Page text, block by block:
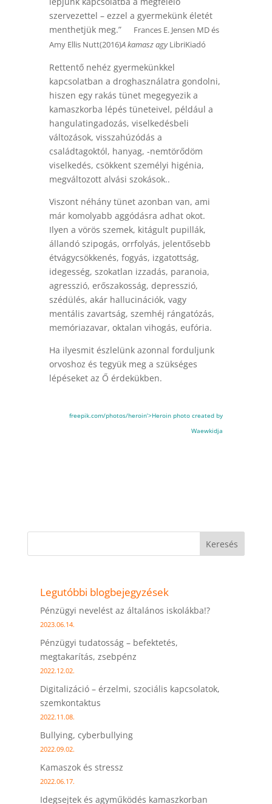
szervezettel – ezzel a gyermekünk életét
menthetjük meg.”
Frances E. Jensen MD és
Amy Ellis Nutt(2016)A kamasz agyLibriKiadó
Rettentő nehéz gyermekünkkel
kapcsolatban a droghasználatra gondolni,
hiszen egy rakás tünet megegyezik a
kamaszkorba lépés tüneteivel, például a
hangulatingadozás, viselkedésbeli
változások, visszahúzódás a
családtagoktól, hanyag, -nemtörődöm
viselkedés, csökkent személyi higénia,
megváltozott alvási szokások..
Viszont néhány tünet azonban van, ami
már komolyabb aggódásra adhat okot.
Ilyen a vörös szemek, kitágult pupillák,
állandó szipogás, orrfolyás, jelentősebb
étvágycsökkenés, fogyás, izgatottság,
idegesség, szokatlan izzadás, paranoia,
agresszió, erőszakosság, depresszió,
szédülés, akár hallucinációk, vagy
mentális zavartság, szemhéj rángatózás,
memóriazavar, oktalan vihogás, eufória.
Ha ilyesmit észlelünk azonnal forduljunk
orvoshoz és tegyük meg a szükséges
lépéseket az Ő érdekükben.
freepik.com/photos/heroin’>Heroin photo created by
Waewkidja
Keresés
Legutóbbi blogbejegyzések
Pénzügyi nevelést az általános iskolákba!?
2023.06.14.
Pénzügyi tudatosság – befektetés,
megtakarítás, zsebpénz
2022.12.02.
Digitalizáció – érzelmi, szociális kapcsolatok,
szemkontaktus
2022.11.08.
Bullying, cyberbullying
2022.09.02.
Kamaszok és stressz
2022.06.17.
Idegsejtek és agyműködés kamaszkorban